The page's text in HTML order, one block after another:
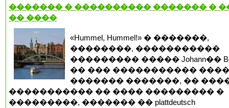
������� � ���������� ������� �
�� ����
«Hummel, Hummel!» � �������,
��������, �����������
��������� ����� Johann��
�� ��� �����������
������� �������, ��
����������� �� ���� ��������� �
���������, ������� �� plattdeutsch